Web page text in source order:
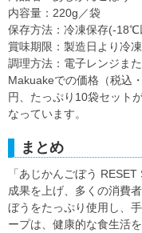
内容量：220g／袋
保存方法：冷凍保存(-18℃
賞味期限：製造日より冷
調理方法：電子レンジま
Makuakeでの価格（税込
円、たっぷり10袋セット
なっています。
まとめ
「あじかんごぼう
成果を上げ、多くの消費
ぼうをたっぷり使用し、
ープは、健康的な食生活